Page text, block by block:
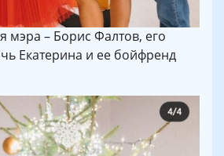
мэра – Борис Фалтов, его
Екатерина и ее бойфренд